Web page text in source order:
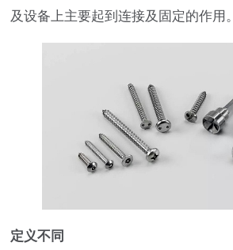
及设备上主要起到连接及固定的作用。
定义不同